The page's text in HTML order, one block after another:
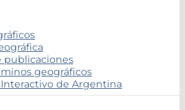
publicaciones
geográficos
de Argentina